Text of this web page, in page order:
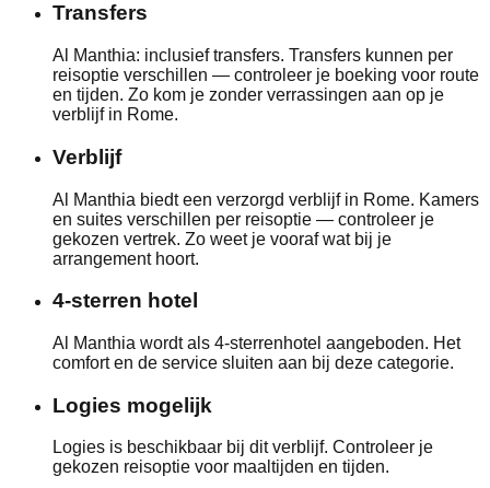
Transfers
Al Manthia: inclusief transfers. Transfers kunnen per
reisoptie verschillen — controleer je boeking voor route
en tijden. Zo kom je zonder verrassingen aan op je
verblijf in Rome.
Verblijf
Al Manthia biedt een verzorgd verblijf in Rome. Kamers
en suites verschillen per reisoptie — controleer je
gekozen vertrek. Zo weet je vooraf wat bij je
arrangement hoort.
4-sterren hotel
Al Manthia wordt als 4-sterrenhotel aangeboden. Het
comfort en de service sluiten aan bij deze categorie.
Logies mogelijk
Logies is beschikbaar bij dit verblijf. Controleer je
gekozen reisoptie voor maaltijden en tijden.